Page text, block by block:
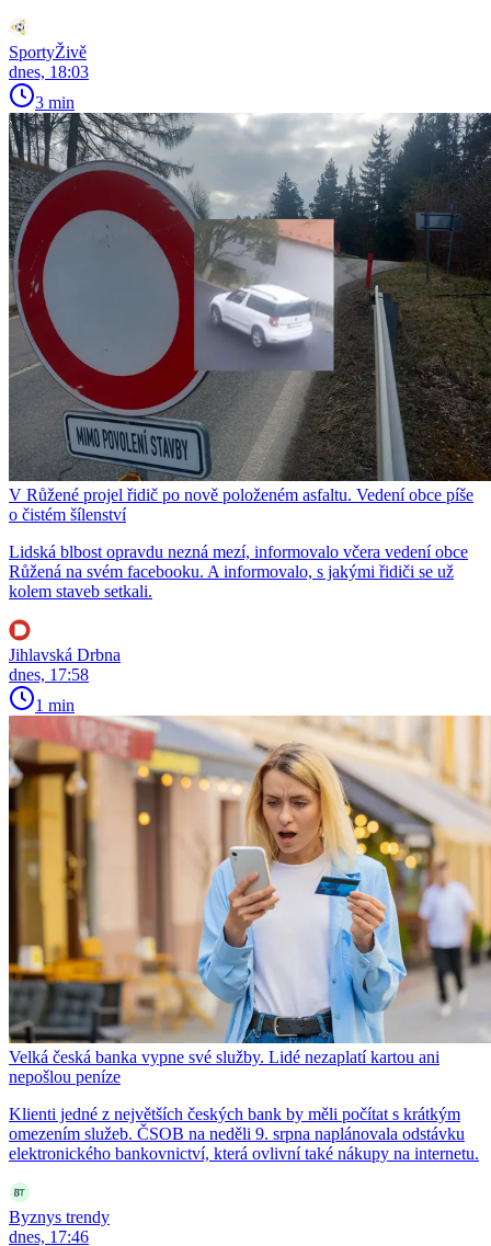
SportyŽivě
dnes, 18:03
3 min
V Růžené projel řidič po nově položeném asfaltu. Vedení obce píše
o čistém šílenství
Lidská blbost opravdu nezná mezí, informovalo včera vedení obce
Růžená na svém facebooku. A informovalo, s jakými řidiči se už
kolem staveb setkali.
Jihlavská Drbna
dnes, 17:58
1 min
Velká česká banka vypne své služby. Lidé nezaplatí kartou ani
nepošlou peníze
Klienti jedné z největších českých bank by měli počítat s krátkým
omezením služeb. ČSOB na neděli 9. srpna naplánovala odstávku
elektronického bankovnictví, která ovlivní také nákupy na internetu.
Byznys trendy
dnes, 17:46